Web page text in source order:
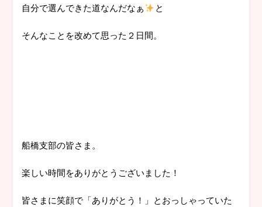
自分で選んできた道なんだなぁ と
そんなことを改めて思った２日間。
船橋支部の皆さま。
楽しい時間をありがとうございました！
皆さまに笑顔で「ありがとう！」とおっしゃっていた